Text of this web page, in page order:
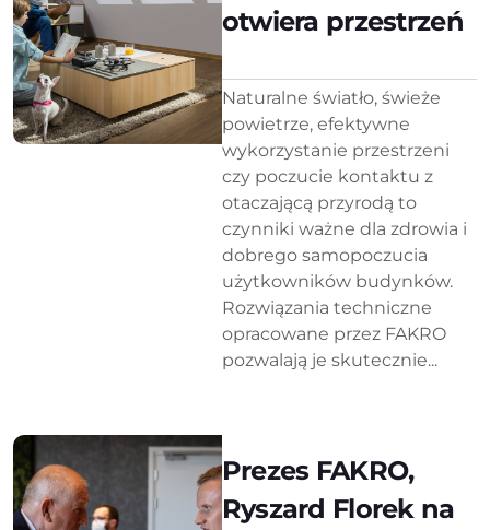
otwiera przestrzeń
Naturalne światło, świeże
powietrze, efektywne
wykorzystanie przestrzeni
czy poczucie kontaktu z
otaczającą przyrodą to
czynniki ważne dla zdrowia i
dobrego samopoczucia
użytkowników budynków.
Rozwiązania techniczne
opracowane przez FAKRO
pozwalają je skutecznie...
Prezes FAKRO,
Ryszard Florek na